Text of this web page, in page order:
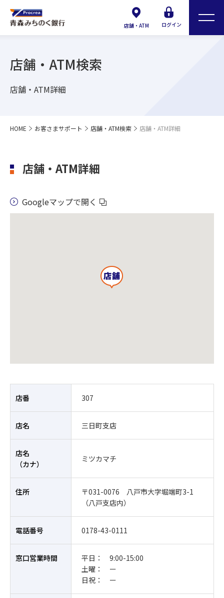
店舗・ATM ログイン
店舗・ATM検索
店舗・ATM詳細
HOME お客さまサポート 店舗・ATM検索 店舗・ATM詳細
店舗・ATM詳細
Googleマップで開く
店番 307
店名 三日町支店
店名
（カナ）
ミツカマチ
住所
〒031-0076 八戸市大字堀端町3-1
（八戸支店内）
電話番号 0178-43-0111
窓口営業時間
平日： 9:00-15:00
土曜： ー
日祝： ー